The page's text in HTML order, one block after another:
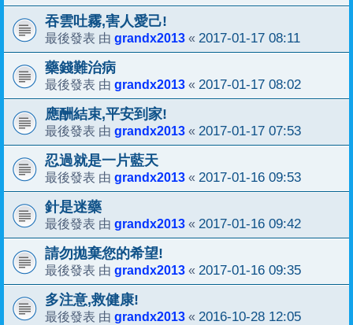
吞雲吐霧,害人愛己!
最後發表 由 grandx2013 « 2017-01-17 08:11
藥錢難治病
最後發表 由 grandx2013 « 2017-01-17 08:02
應酬結束,平安到家!
最後發表 由 grandx2013 « 2017-01-17 07:53
忍過就是一片藍天
最後發表 由 grandx2013 « 2017-01-16 09:53
針是迷藥
最後發表 由 grandx2013 « 2017-01-16 09:42
請勿拋棄您的希望!
最後發表 由 grandx2013 « 2017-01-16 09:35
多注意,救健康!
最後發表 由 grandx2013 « 2016-10-28 12:05